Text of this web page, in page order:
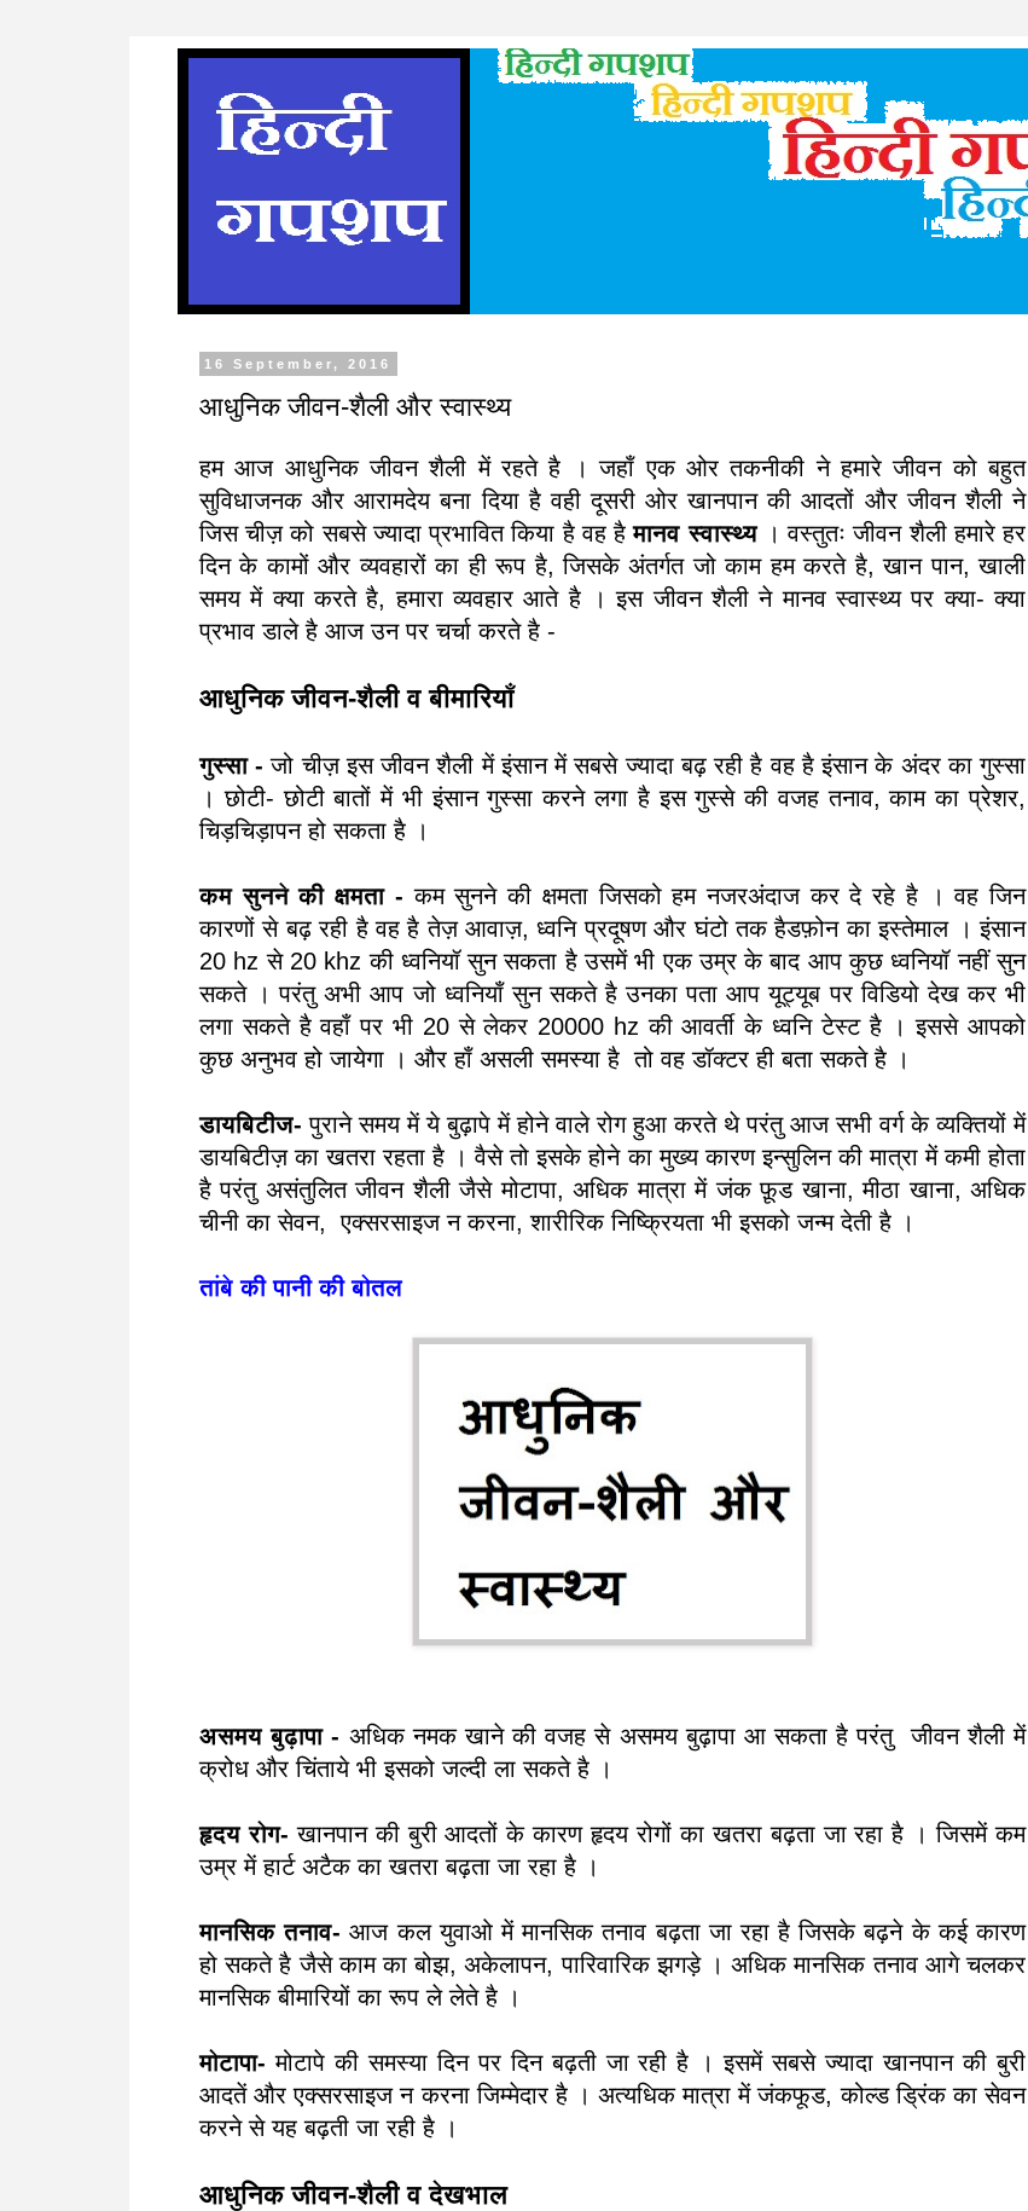
16 September, 2016
आधुनिक जीवन-शैली और स्वास्थ्य
हम आज आधुनिक जीवन शैली में रहते है । जहाँ एक ओर तकनीकी ने हमारे जीवन को बहुत
सुविधाजनक और आरामदेय बना दिया है वही दूसरी ओर खानपान की आदतों और जीवन शैली ने
जिस चीज़ को सबसे ज्यादा प्रभावित किया है वह हैमानव स्वास्थ्य। वस्तुतः जीवन शैली हमारे हर
दिन के कामों और व्यवहारों का ही रूप है, जिसके अंतर्गत जो काम हम करते है, खान पान, खाली
समय में क्या करते है, हमारा व्यवहार आते है । इस जीवन शैली ने मानव स्वास्थ्य पर क्या- क्या
प्रभाव डाले है आज उन पर चर्चा करते है -
आधुनिक जीवन-शैली व बीमारियाँ
गुस्सा -जो चीज़ इस जीवन शैली में इंसान में सबसे ज्यादा बढ़ रही है वह है इंसान के अंदर का गुस्सा
। छोटी- छोटी बातों में भी इंसान गुस्सा करने लगा है इस गुस्से की वजह तनाव, काम का प्रेशर,
चिड़चिड़ापन हो सकता है ।
कम सुनने की क्षमता -कम सुनने की क्षमता जिसको हम नजरअंदाज कर दे रहे है । वह जिन
कारणों से बढ़ रही है वह है तेज़ आवाज़, ध्वनि प्रदूषण और घंटो तक हैडफ़ोन का इस्तेमाल । इंसान
20 hz से 20 khz की ध्वनियॉ सुन सकता है उसमें भी एक उम्र के बाद आप कुछ ध्वनियॉ नहीं सुन
सकते । परंतु अभी आप जो ध्वनियाँ सुन सकते है उनका पता आप यूट्यूब पर विडियो देख कर भी
लगा सकते है वहाँ पर भी 20 से लेकर 20000 hz की आवर्ती के ध्वनि टेस्ट है । इससे आपको
कुछ अनुभव हो जायेगा । और हाँ असली समस्या है तो वह डॉक्टर ही बता सकते है ।
डायबिटीज-पुराने समय में ये बुढ़ापे में होने वाले रोग हुआ करते थे परंतु आज सभी वर्ग के व्यक्तियों में
डायबिटीज़ का खतरा रहता है । वैसे तो इसके होने का मुख्य कारण इन्सुलिन की मात्रा में कमी होता
है परंतु असंतुलित जीवन शैली जैसे मोटापा, अधिक मात्रा में जंक फ़ूड खाना, मीठा खाना, अधिक
चीनी का सेवन, एक्सरसाइज न करना, शारीरिक निष्क्रियता भी इसको जन्म देती है ।
तांबे की पानी की बोतल
असमय बुढ़ापा - अधिक नमक खाने की वजह से असमय बुढ़ापा आ सकता है परंतु जीवन शैली में
क्रोध और चिंताये भी इसको जल्दी ला सकते है ।
हृदय रोग-खानपान की बुरी आदतों के कारण हृदय रोगों का खतरा बढ़ता जा रहा है । जिसमें कम
उम्र में हार्ट अटैक का खतरा बढ़ता जा रहा है ।
मानसिक तनाव-आज कल युवाओ में मानसिक तनाव बढ़ता जा रहा है जिसके बढ़ने के कई कारण
हो सकते है जैसे काम का बोझ, अकेलापन, पारिवारिक झगड़े । अधिक मानसिक तनाव आगे चलकर
मानसिक बीमारियों का रूप ले लेते है ।
मोटापा-मोटापे की समस्या दिन पर दिन बढ़ती जा रही है । इसमें सबसे ज्यादा खानपान की बुरी
आदतें और एक्सरसाइज न करना जिम्मेदार है । अत्यधिक मात्रा में जंकफूड, कोल्ड ड्रिंक का सेवन
करने से यह बढ़ती जा रही है ।
आधुनिक जीवन-शैली व देखभाल